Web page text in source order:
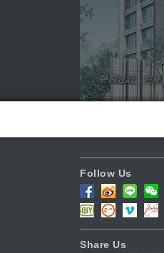
Follow Us
Share Us